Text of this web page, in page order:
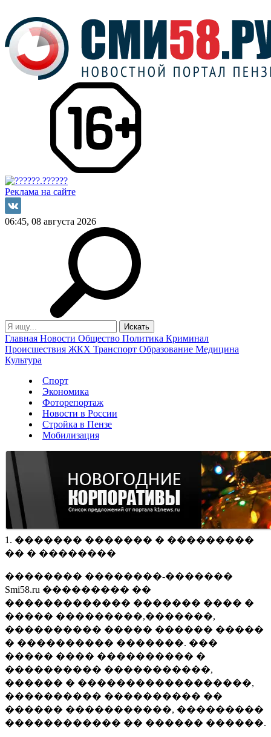
Реклама на сайте
06:45, 08 августа 2026
Главная Новости Общество Политика Криминал
Происшествия ЖКХ Транспорт Образование Медицина
Культура
Спорт
Экономика
Фоторепортаж
Новости в России
Стройка в Пензе
Мобилизация
1. ������� ������� � ���������
�� � ��������
�������� ��������-�������
Smi58.ru ��������� ��
������������� ������� ���� �
����� ���������,�������,
���������� ����� ������ �����
� ���������� �������. ���
����� ���� ���������� �
���������� �����������,
������ � ������������������,
���������� ���������� ��
������ �����������, ���������
������������ �� ������ ������.